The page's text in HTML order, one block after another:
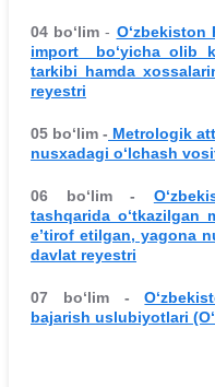
04 bo‘lim-
import bo‘yicha olib
tarkibi hamda
reyestri
05 bo‘lim - Metrologik
nusxadagi o‘lchash
06 bo‘lim -
tashqarida o‘tkazilgan
e’tirof etilgan, yagona
davlat reyestri
07 bo‘lim -
bajarish uslubiyotlari